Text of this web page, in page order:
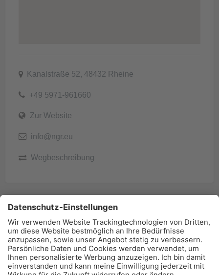
Kanalstraße 52, 48432 Rheine
+49 5971-961660
Zur Website
info@ngr.eu
Wegbeschreibung
BAU-Index Newsletter
Erhalten Sie regelmäßig Benachrichtigungen zu den